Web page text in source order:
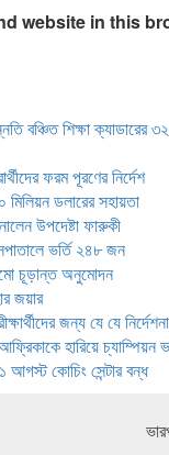
website in this
বঞ্চিত শিক্ষা ক্যাডারের
ফরম পূরণের নির্দেশ
মিলিয়ন ডলারের সহায়তা
উপদেষ্টা ফারুকী
ভর্তি ২৪৮ জন
চূড়ান্ত অনুমোদন
জয়ার
জন্য যে যে নির্দেশনা
হারিয়ে চ্যাম্পিয়ন
কোচিং সেন্টার বন্ধ